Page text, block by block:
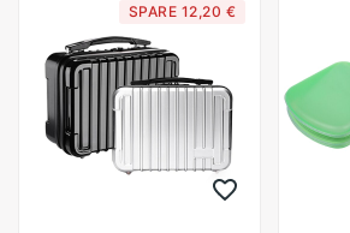
SPARE 12,20 €